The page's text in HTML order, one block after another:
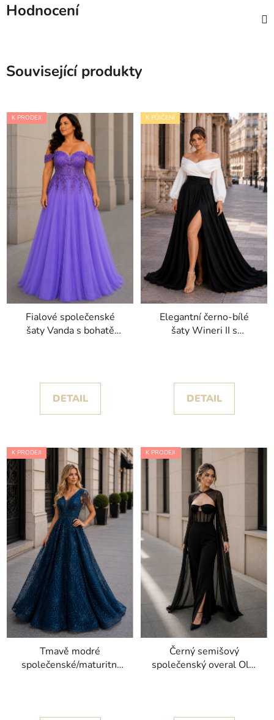
Hodnocení
Související produkty
K PRODEJI
Fialové společenské
šaty Vanda s bohatě
DETAIL
K PŮJČENÍ
Elegantní černo-bílé
šaty Wineri II s
DETAIL
K PRODEJI
Tmavě modré
společenské/maturitní
K PRODEJI
Černý semišový
společenský overal Olaf